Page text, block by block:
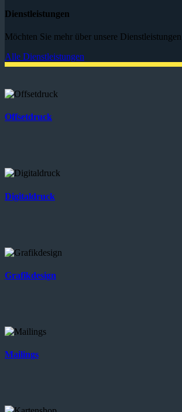
Dienstleistungen
Möchten Sie mehr über unsere
Alle Dienstleistungen
Offsetdruck
Digitaldruck
Grafikdesign
Mailings